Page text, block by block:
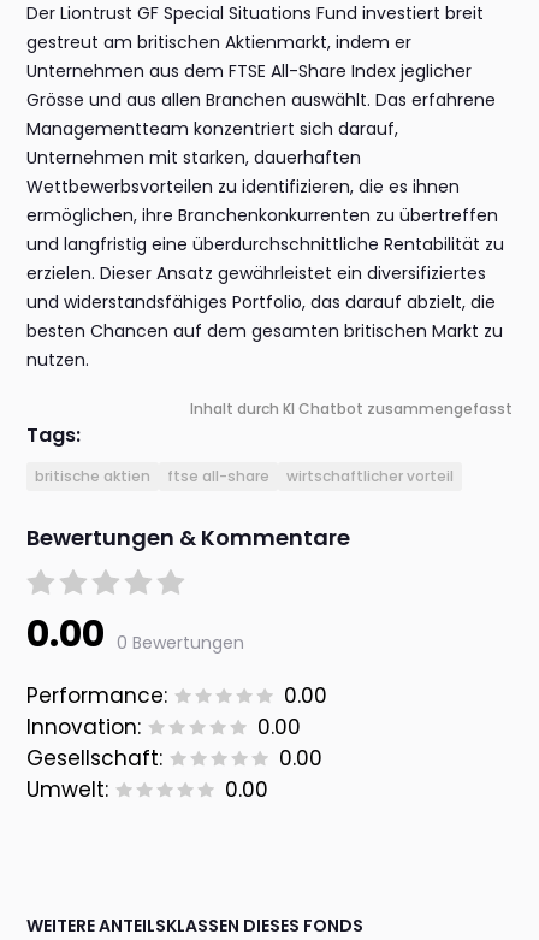
Der Liontrust GF Special Situations Fund investiert breit
gestreut am britischen Aktienmarkt, indem er
Unternehmen aus dem FTSE All-Share Index jeglicher
Grösse und aus allen Branchen auswählt. Das erfahrene
Managementteam konzentriert sich darauf,
Unternehmen mit starken, dauerhaften
Wettbewerbsvorteilen zu identifizieren, die es ihnen
ermöglichen, ihre Branchenkonkurrenten zu übertreffen
und langfristig eine überdurchschnittliche Rentabilität zu
erzielen. Dieser Ansatz gewährleistet ein diversifiziertes
und widerstandsfähiges Portfolio, das darauf abzielt, die
besten Chancen auf dem gesamten britischen Markt zu
nutzen.
Inhalt durch KI Chatbot zusammengefasst
Tags:
britische aktien ftse all-share wirtschaftlicher vorteil
Bewertungen & Kommentare
0.00 0 Bewertungen
Performance:
0.00
Innovation:
0.00
Gesellschaft:
0.00
Umwelt:
0.00
WEITERE ANTEILSKLASSEN DIESES FONDS